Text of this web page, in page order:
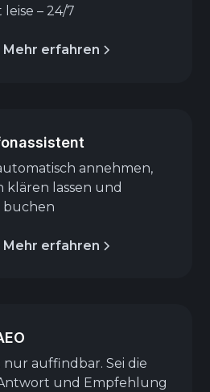
– 24/7
Mehr erfahren
annehmen,
klären lassen und
buchen
Mehr erfahren
nur auffindbar. Sei die
und Empfehlung